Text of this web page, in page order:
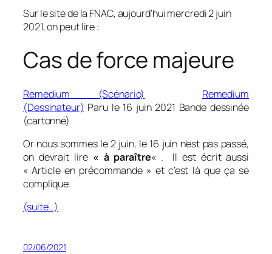
Sur le site de la FNAC, aujourd’hui mercredi 2 juin
2021, on peut lire :
Cas de force majeure
Remedium (Scénario)
Remedium
(Dessinateur) Paru le 16 juin 2021 Bande dessinée
(cartonné)
Or nous sommes le 2 juin, le 16 juin n’est pas passé,
on devrait lire « à paraître« . Il est écrit aussi
« Article en précommande » et c’est là que ça se
complique.
(suite…)
02/06/2021